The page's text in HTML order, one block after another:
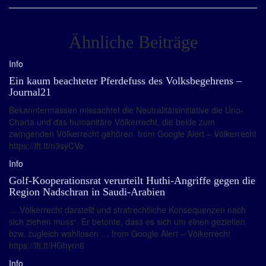
Ähnliche Beiträge
Info
Ein kaum beachteter Pferdefuss des Volksbegehrens –
Journal21
Bekanntermassen missachtet die Neutralitätsinitiative die Uno-
Charta und das humanitäre Völkerrecht, die beide zum
zwingenden Völkerrecht gehören. from Google Alert – Völkerrecht
https://ift.tt/n3syCVe
Info
Golf-Kooperationsrat verurteilt Huthi-Angriffe gegen die
Region Nadschran in Saudi-Arabien
… Völkerrecht darstellt und strafrechtliche Konsequenzen nach
sich ziehen muss“. Er betonte, dass es sich um einen gezielten
bzw. zugleich wahllosen … from Google Alert – Völkerrecht
https://ift.tt/HGhyrn6
Info